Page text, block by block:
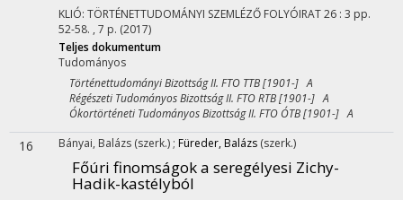
KLIÓ: TÖRTÉNETTUDOMÁNYI SZEMLÉZŐ FOLYÓIRAT26 : 3 pp.
52-58. , 7 p. (2017)
Teljes dokumentum
Tudományos
Történettudományi Bizottság II. FTO TTB [1901-] A
Régészeti Tudományos Bizottság II. FTO RTB [1901-] A
Ókortörténeti Tudományos Bizottság II. FTO ÓTB [1901-] A
16 Bányai, Balázs (szerk.) ; Füreder, Balázs (szerk.)
Főúri finomságok a seregélyesi Zichy-
Hadik-kastélyból